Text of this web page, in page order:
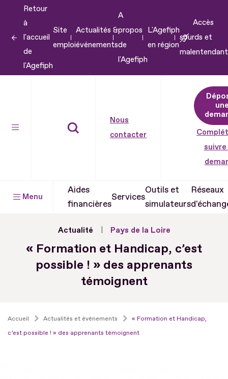
contenu
Retour
à
l'accueil
de
l'Agefiph
Site
emploi
Actualités &
événements
A
propos
de
l'Agefiph
L'Agefiph
en région
Accès
sourds et
Nous
contacter
suivre
Menu
Aides
financières
Services
Outils et
simulateurs
Réseaux
Actualité Pays de la Loire
« Formation et Handicap, c’est
possible ! » des apprenants
témoignent
Accueil Actualités et événements
« Formation et Handicap,
c’est possible ! » des apprenants témoignent